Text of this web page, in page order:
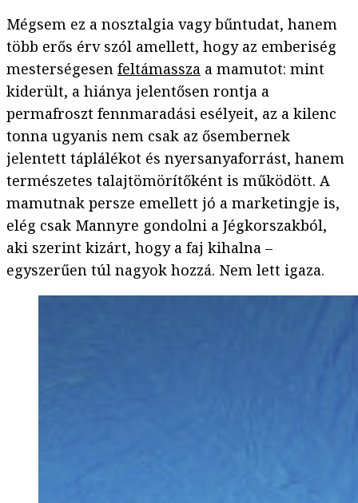
Mégsem ez a nosztalgia vagy bűntudat, hanem
több erős érv szól amellett, hogy az emberiség
mesterségesen feltámassza a mamutot: mint
kiderült, a hiánya jelentősen rontja a
permafroszt fennmaradási esélyeit, az a kilenc
tonna ugyanis nem csak az ősembernek
jelentett táplálékot és nyersanyaforrást, hanem
természetes talajtömörítőként is működött. A
mamutnak persze emellett jó a marketingje is,
elég csak Mannyre gondolni a Jégkorszakból,
aki szerint kizárt, hogy a faj kihalna –
egyszerűen túl nagyok hozzá. Nem lett igaza.